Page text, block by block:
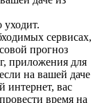
уходит.
сервисах,
прогноз
приложения для
на вашей даче
интернет, вас
время на